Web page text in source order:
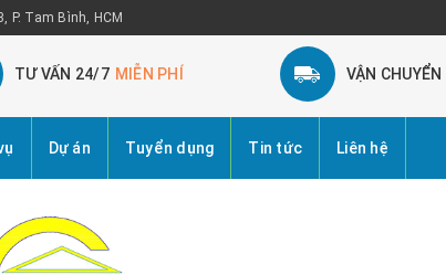
P. Tam Bình, HCM
TƯ VẤN 24/7 MIỄN PHÍ VẬN CHUYỂN
Dự án Tuyển dụng Tin tức Liên hệ